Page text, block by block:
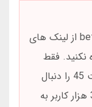
هرگز برای دسترسی به آدرس جدید bet45 از لینک های
نکنید. فقط
کانال های رسمی تلگرام و اینستاگرام بت 45 را دنبال
کنید. در 6 ماه اول سال 1404 بیش از 3 هزار کاربر به